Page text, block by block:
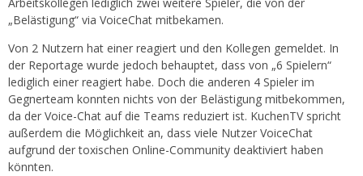
„Belästigung“ via VoiceChat mitbekamen.
Von 2 Nutzern hat einer reagiert und den Kollegen gemeldet. In
der Reportage wurde jedoch behauptet, dass von „6 Spielern“
lediglich einer reagiert habe. Doch die anderen 4 Spieler im
Gegnerteam konnten nichts von der Belästigung mitbekommen,
da der Voice-Chat auf die Teams reduziert ist. KuchenTV spricht
außerdem die Möglichkeit an, dass viele Nutzer VoiceChat
aufgrund der toxischen Online-Community deaktiviert haben
könnten.